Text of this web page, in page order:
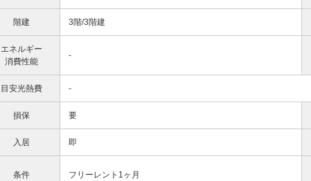
階建 3階/3階建
エネルギー
消費性能
-
目安光熱費 -
損保 要
入居 即
条件 フリーレント1ヶ月